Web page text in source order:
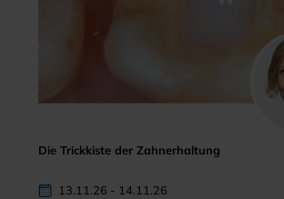
Die Trickkiste der Zahnerhaltung
13.11.26 - 14.11.26